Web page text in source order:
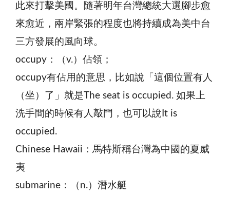
此來打擊美國。隨著明年台灣總統大選腳步愈
來愈近，兩岸緊張的程度也將持續成為美中台
三方發展的風向球。
occupy：（v.）佔領；
occupy有佔用的意思，比如說「這個位置有人
（坐）了」就是The seat is occupied. 如果上
洗手間的時候有人敲門，也可以說It is
occupied.
Chinese Hawaii：馬特斯稱台灣為中國的夏威
夷
submarine：（n.）潛水艇